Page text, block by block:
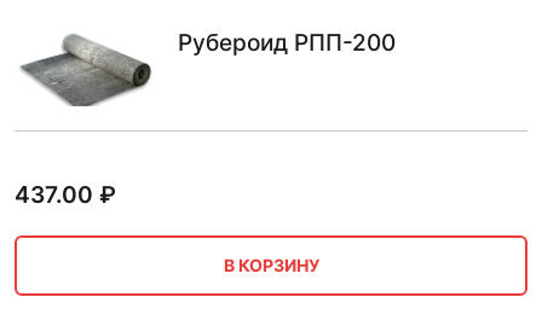
Рубероид РПП-200
437.00 ₽
В КОРЗИНУ